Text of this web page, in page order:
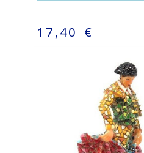
17,40 €